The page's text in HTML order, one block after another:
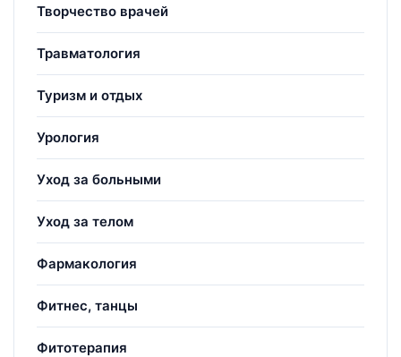
Творчество врачей
Травматология
Туризм и отдых
Урология
Уход за больными
Уход за телом
Фармакология
Фитнес, танцы
Фитотерапия